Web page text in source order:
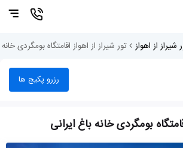
شیراز از اهواز تور شیراز از اهواز اقامتگاه بومگردی خانه
رزرو پکیج ها
بومگردی خانه باغ ایرانی